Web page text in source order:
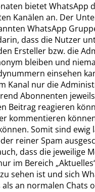
bietet WhatsApp
Kanälen an. Der
WhatsApp
dass die Nutzer
Ersteller bzw. die
bleiben und
einsehen
Kanal nur die
Abonnenten
Beitrag reagieren
kommentieren
Somit sind ewig
reiner Spam
dass die jeweilige
im Bereich
sehen ist und sich
als an normalen Chats